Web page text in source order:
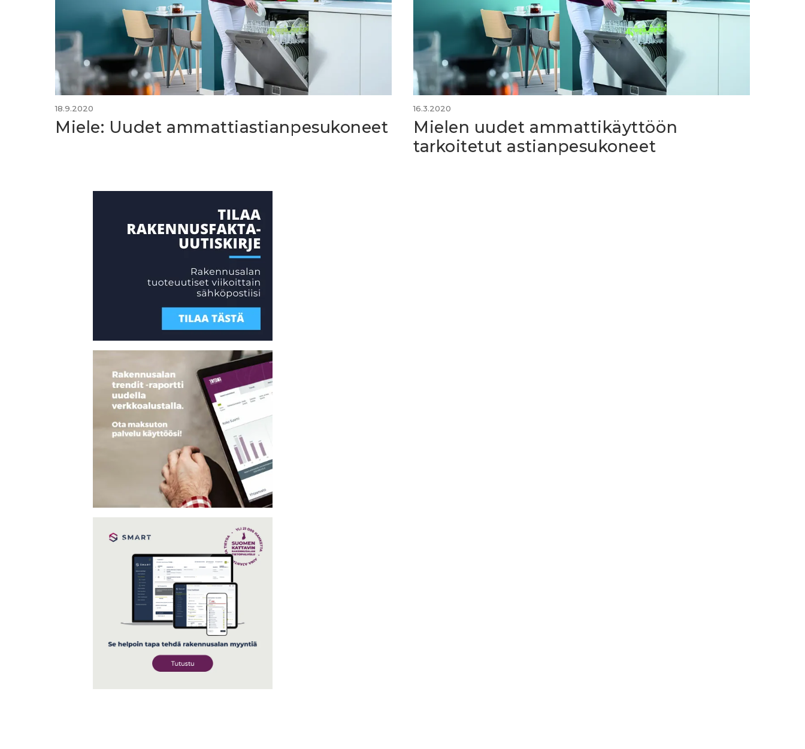
18.9.2020
Miele: Uudet ammattiastianpesukoneet
16.3.2020
Mielen uudet ammattikäyttöön
tarkoitetut astianpesukoneet